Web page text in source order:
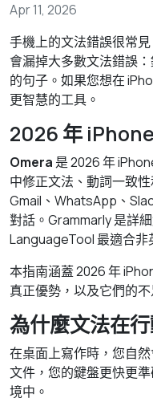
Apr 11, 2026
手機上的文法錯誤很常
會漏掉大多數文法錯誤
的句子。如果您想在
更智慧的工具。
2026 年
Omera 是 2026 年
中修正文法、動詞一致
Gmail、WhatsApp、
對話。Grammarly 是詳
LanguageTool 最適合非
本指南涵蓋 2026 年
真正優勢，以及它們的不
為什麼文法在
在桌面上寫作時，您自
文件，您的鍵盤更快更
境中。